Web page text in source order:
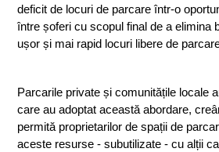
deficit de locuri de parcare într-o
între șoferi cu scopul final de a elimina
ușor și mai rapid locuri libere de
Parcarile private și comunitățile locale
care au adoptat această abordare,
permită proprietarilor de spații de
aceste resurse - subutilizate - cu alții